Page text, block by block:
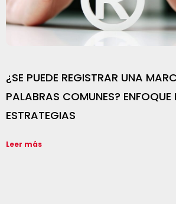
¿SE PUEDE REGISTRAR UNA
PALABRAS COMUNES? ENFOQUE
ESTRATEGIAS
Leer más